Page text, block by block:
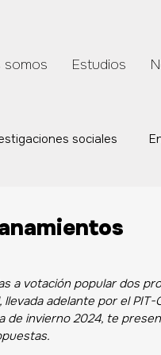
somos Estudios
sociales
a votación popular dos
adelante por el PIT-
de invierno 2024, te